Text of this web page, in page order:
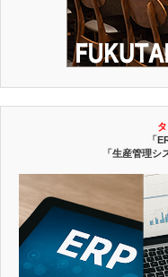
「
「生産管理シ